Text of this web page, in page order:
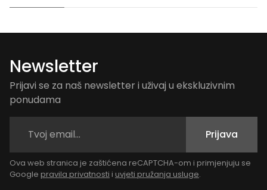
Newsletter
Prijavi se za naš newsletter i uživaj u ekskluzivnim
ponudama
Prijava
Ova web stranica je zaštićena reCAPTCHA-om i primjenjuju se
Google pravila privatnosti i uvjeti pružanja usluge.